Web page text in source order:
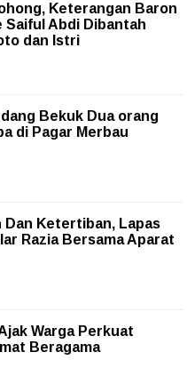
Keterangan Baron
Saiful Abdi Dibantah
dan Istri
Bekuk Dua orang
di Pagar Merbau
Dan Ketertiban, Lapas
Razia Bersama Aparat
Warga Perkuat
Beragama